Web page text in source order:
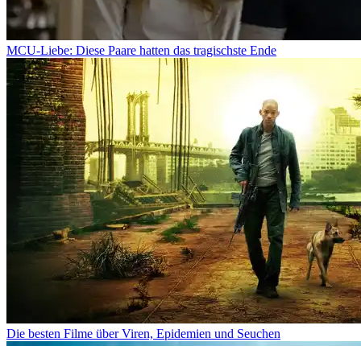
MCU-Liebe: Diese Paare hatten das tragischste Ende
Die besten Filme über Viren, Epidemien und Seuchen